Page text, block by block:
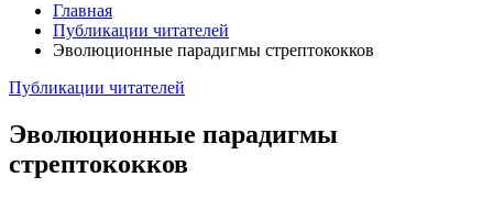
Главная
Публикации читателей
Эволюционные парадигмы стрептококков
Публикации читателей
Эволюционные парадигмы
стрептококков